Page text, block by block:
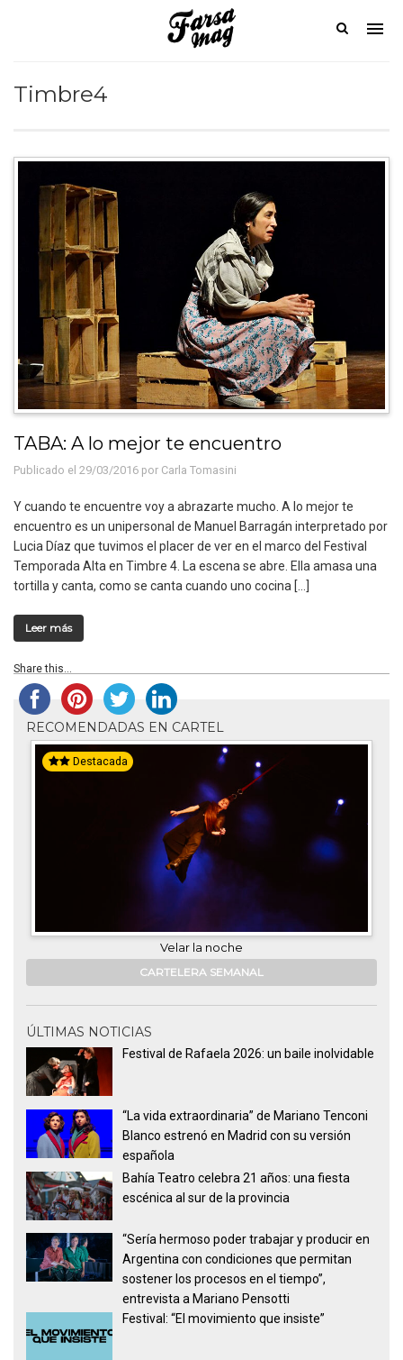
Timbre4
TABA: A lo mejor te encuentro
Publicado el 29/03/2016 por Carla Tomasini
Y cuando te encuentre voy a abrazarte mucho. A lo mejor te
encuentro es un unipersonal de Manuel Barragán interpretado por
Lucia Díaz que tuvimos el placer de ver en el marco del Festival
Temporada Alta en Timbre 4. La escena se abre. Ella amasa una
tortilla y canta, como se canta cuando uno cocina […]
Leer más
Share this...
RECOMENDADAS EN CARTEL
Destacada
Velar la noche
CARTELERA SEMANAL
ÚLTIMAS NOTICIAS
Festival de Rafaela 2026: un baile inolvidable
“La vida extraordinaria” de Mariano Tenconi
Blanco estrenó en Madrid con su versión
española
Bahía Teatro celebra 21 años: una fiesta
escénica al sur de la provincia
“Sería hermoso poder trabajar y producir en
Argentina con condiciones que permitan
sostener los procesos en el tiempo”,
entrevista a Mariano Pensotti
Festival: “El movimiento que insiste”